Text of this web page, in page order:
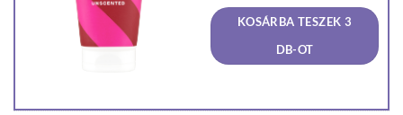
was:
1
110 Ft.
is:
055
KOSÁRBA TESZEK 3
DB-OT